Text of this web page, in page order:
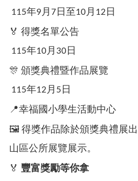
見
問
桃
園
政
隱
私
權
115年9月7日至10月12日
🏅 得獎名單公告
115年10月30日
🎊 頒獎典禮暨作品展覽
115年12月5日
📍幸福國小學生活動中心
🖼 得獎作品除於頒獎典禮展
山區公所展覽展示。
🏅 豐富獎勵等你拿